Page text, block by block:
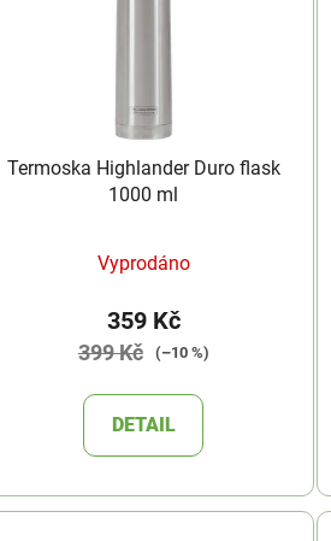
Termoska Highlander Duro flask
1000 ml
Vyprodáno
359 Kč
399 Kč (–10 %)
DETAIL